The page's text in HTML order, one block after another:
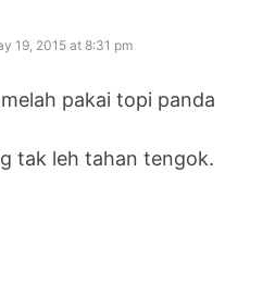
19, 2015 at 8:31 pm
pakai topi panda
tak leh tahan tengok.